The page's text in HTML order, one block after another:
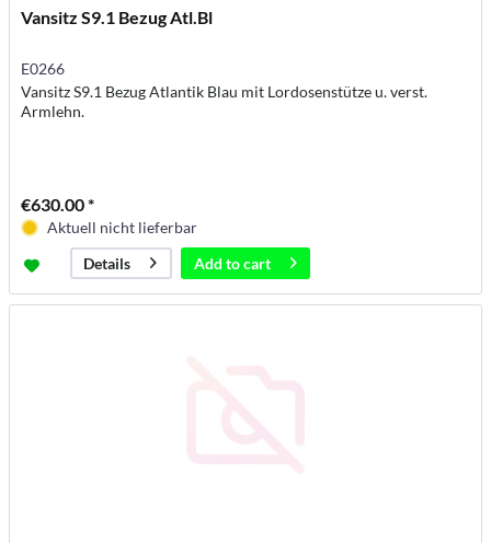
Vansitz S9.1 Bezug Atl.Bl
E0266
Vansitz S9.1 Bezug Atlantik Blau mit Lordosenstütze u. verst.
Armlehn.
€630.00 *
Aktuell nicht lieferbar
Details
Add tocart